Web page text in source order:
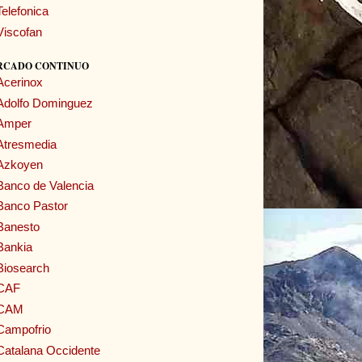
CONTINUO
Dominguez
de Valencia
Pastor
Occidente